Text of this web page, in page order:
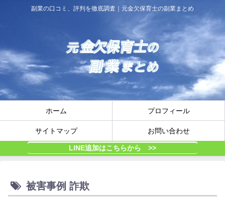
副業の口コミ、評判を徹底調査｜元金欠保育士の副業まとめ
ホーム プロフィール
サイトマップ お問い合わせ
LINE追加はこちらから >>
被害事例 詐欺